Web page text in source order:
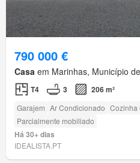
790 000 €
Casa em Marinhas, Município
T4 3 206 m²
Garajem Ar Condicionado Cozinha
Parcialmente mobiliado
Há 30+ dias
IDEALISTA.PT